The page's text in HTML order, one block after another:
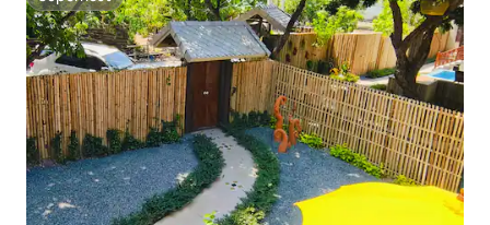
Superhost